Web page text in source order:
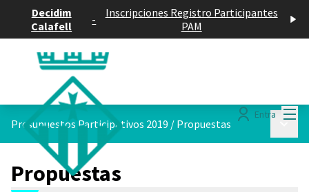
Decidim
Calafell
-
Inscripciones Registro Participantes
PAM
Entra
Presupuestos Participativos 2019 / Propuestas
Propuestas